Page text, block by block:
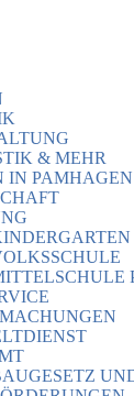
& MEHR
IN PAMHAGEN